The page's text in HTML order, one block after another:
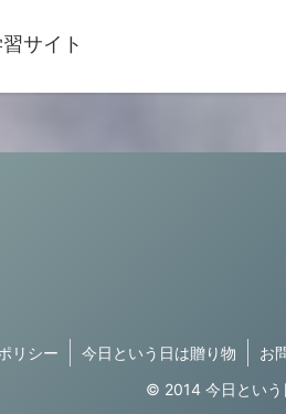
サイト
リシー 今日という日は贈り物
お
© 2014 今日という